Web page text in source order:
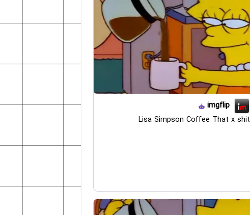
imgflip
Lisa Simpson Coffee That x shit